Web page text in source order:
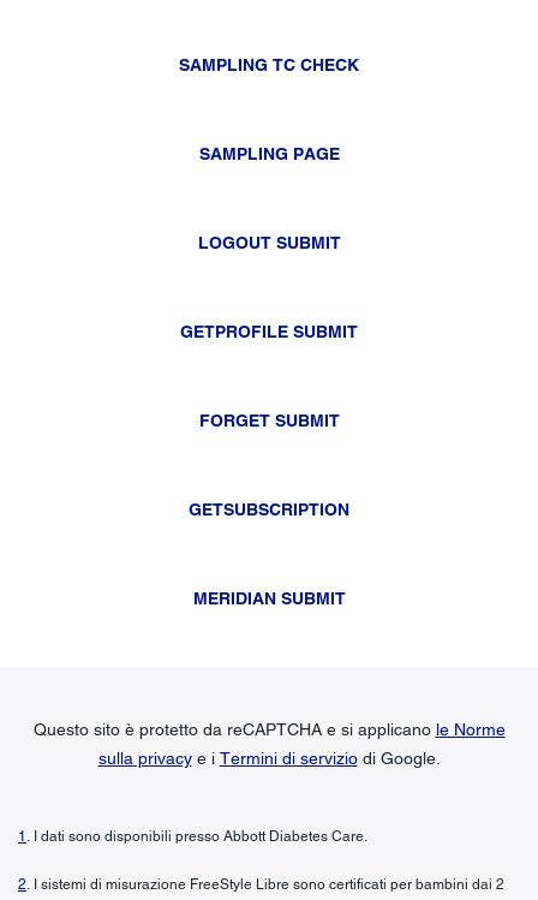
SAMPLING TC CHECK
SAMPLING PAGE
LOGOUT SUBMIT
GETPROFILE SUBMIT
FORGET SUBMIT
GETSUBSCRIPTION
MERIDIAN SUBMIT
Questo sito è protetto da reCAPTCHA e si applicano le Norme
sulla privacye i Termini di serviziodi Google.
1 . I dati sono disponibili presso Abbott Diabetes Care.
2. I sistemi di misurazione FreeStyle Libre sono certificati per bambini dai 2